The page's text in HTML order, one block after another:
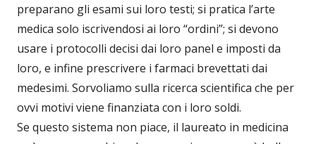
preparano gli esami sui loro testi; si pratica l’arte
medica solo iscrivendosi ai loro “ordini”; si devono
usare i protocolli decisi dai loro panel e imposti da
loro, e infine prescrivere i farmaci brevettati dai
medesimi. Sorvoliamo sulla ricerca scientifica che per
ovvi motivi viene finanziata con i loro soldi.
Se questo sistema non piace, il laureato in medicina